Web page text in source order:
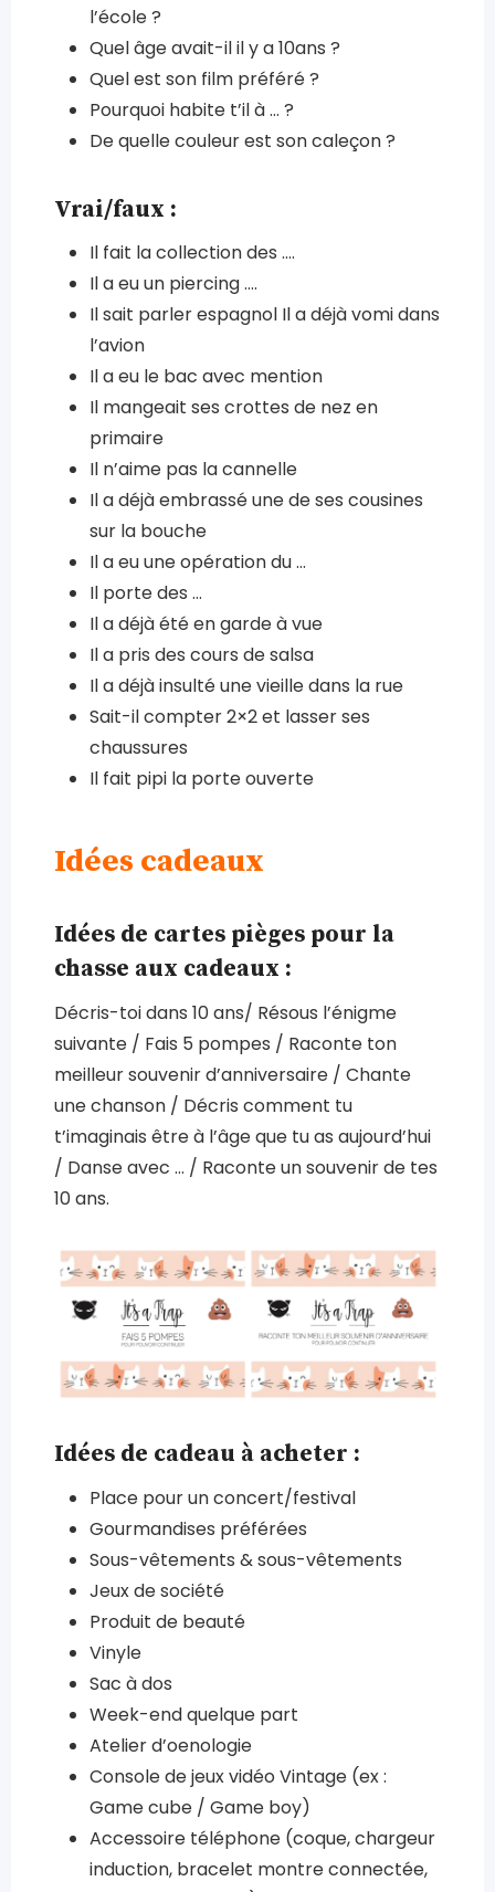
l’école ?
Quel âge avait-il il y a 10ans ?
Quel est son film préféré ?
Pourquoi habite t’il à … ?
De quelle couleur est son caleçon ?
Vrai/faux :
Il fait la collection des ….
Il a eu un piercing ….
Il sait parler espagnol Il a déjà vomi dans
l’avion
Il a eu le bac avec mention
Il mangeait ses crottes de nez en
primaire
Il n’aime pas la cannelle
Il a déjà embrassé une de ses cousines
sur la bouche
Il a eu une opération du …
Il porte des …
Il a déjà été en garde à vue
Il a pris des cours de salsa
Il a déjà insulté une vieille dans la rue
Sait-il compter 2×2 et lasser ses
chaussures
Il fait pipi la porte ouverte
Idées cadeaux
Idées de cartes pièges pour la
chasse aux cadeaux :
Décris-toi dans 10 ans/ Résous l’énigme
suivante / Fais 5 pompes / Raconte ton
meilleur souvenir d’anniversaire / Chante
une chanson / Décris comment tu
t’imaginais être à l’âge que tu as aujourd’hui
/ Danse avec … / Raconte un souvenir de tes
10 ans.
Idées de cadeau à acheter :
Place pour un concert/festival
Gourmandises préférées
Sous-vêtements & sous-vêtements
Jeux de société
Produit de beauté
Vinyle
Sac à dos
Week-end quelque part
Atelier d’oenologie
Console de jeux vidéo Vintage (ex :
Game cube / Game boy)
Accessoire téléphone (coque, chargeur
induction, bracelet montre connectée,